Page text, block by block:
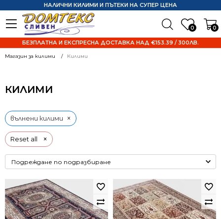
0 0
НАЛИЧНИ КИЛИМИ И ПЪТЕКИ НА СУПЕР ЦЕНА
БЕЗПЛАТНА И ЕКСПРЕСНА ДОСТАВКА НАД €153.39 / 300ЛВ.
Магазин за килими Килими
КИЛИМИ
Reset all ×
вълнени килими ×